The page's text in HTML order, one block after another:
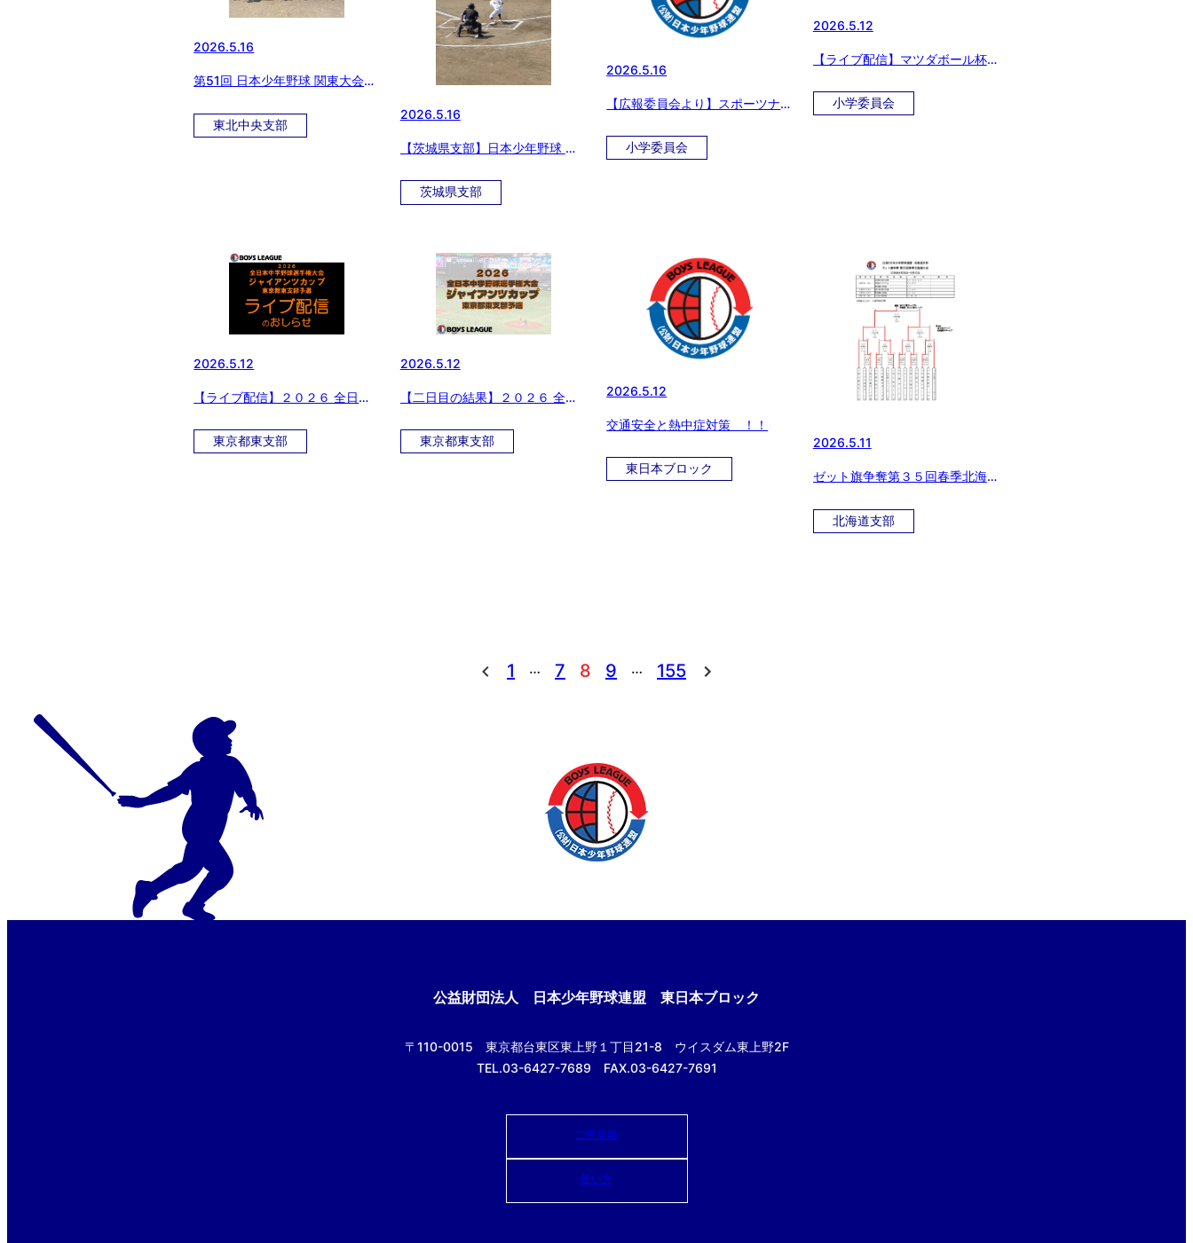
2026.5.16
第51回 日本少年野球 関東大会東
東北中央支部
2026.5.16
【茨城県支部】日本少年野球 第
回東北選抜大会茨城県支部予選大
茨城県支部
2026.5.16
【広報委員会より】スポーツナビ
ックがイベントを開催！「野球を
小学委員会
2026.5.12
【ライブ配信】マツダボール杯
小学委員会
2026.5.12
【ライブ配信】２０２６ 全日本
ツカップ 東京都東支部予選
東京都東支部
2026.5.12
【二日目の結果】２０２６ 全日
ンツカップ 東京都東支部予選
東京都東支部
2026.5.12
交通安全と熱中症対策 ！！
東日本ブロック
2026.5.11
ゼット旗争奪第３５回春季北海道
北海道支部
1 … 7 8 9 … 155
公益財団法人 日本少年野球連盟 東日本ブロック
〒110-0015 東京都台東区東上野１丁目21-8 ウイスダム東上野2F
TEL.03-6427-7689 FAX.03-6427-7691
ご意見箱
使い方